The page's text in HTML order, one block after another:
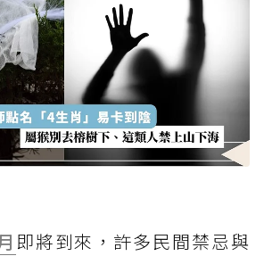
即將到來，許多民間禁忌與